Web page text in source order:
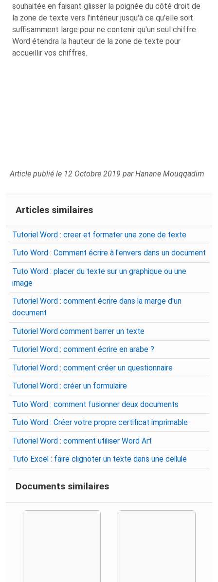
souhaitée en faisant glisser la poignée du côté droit de
la zone de texte vers l'intérieur jusqu'à ce qu'elle soit
suffisamment large pour ne contenir qu'un seul chiffre.
Word étendra la hauteur de la zone de texte pour
accueillir vos chiffres.
Article publié le 12 Octobre 2019 par Hanane Mouqqadim
Articles similaires
Tutoriel Word : creer et formater une zone de texte
Tuto Word : Comment écrire à l'envers dans un document
Tuto Word : placer du texte sur un graphique ou une
image
Tutoriel Word : comment écrire dans la marge d'un
document
Tutoriel Word comment barrer un texte
Tutoriel Word : comment écrire en arabe ?
Tutoriel Word : comment créer un questionnaire
Tutoriel Word : créer un formulaire
Tuto Word : comment fusionner deux documents
Tuto Word : Créer votre propre certificat imprimable
Tutoriel Word : comment utiliser Word Art
Tuto Excel : faire clignoter un texte dans une cellule
Documents similaires